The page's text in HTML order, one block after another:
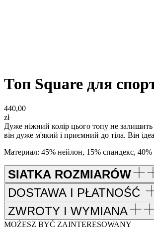
Топ Square для
440,00
zł
Дуже ніжний колір цього топу не
він дуже м'який і приємний до тіла. Він
Материал: 45% нейлон, 15% спандекс, 40%
SIATKA ROZMIARÓW
DOSTAWA I PŁATNOŚĆ
ZWROTY I WYMIANA
MOŻESZ BYĆ ZAINTERESOWANY